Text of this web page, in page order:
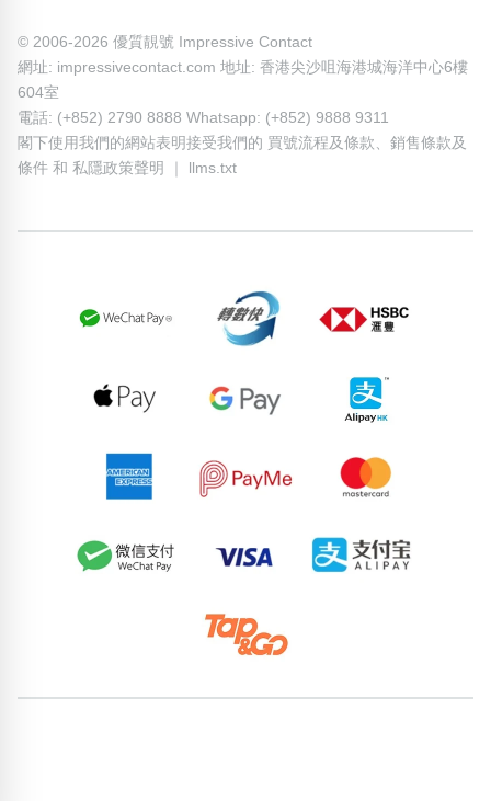
© 2006-2026 優質靚號 Impressive Contact
網址: impressivecontact.com 地址: 香港尖沙咀海港城海洋中心6樓
604室
電話: (+852) 2790 8888 Whatsapp: (+852) 9888 9311
閣下使用我們的網站表明接受我們的 買號流程及條款、 銷售條款及
條件 和 私隱政策聲明 llms.txt